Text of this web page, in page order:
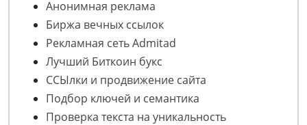
Анонимная реклама
Биржа вечных ссылок
Рекламная сеть Admitad
Лучший Биткоин букс
ССЫлки и продвижение сайта
Подбор ключей и семантика
Проверка текста на уникальность